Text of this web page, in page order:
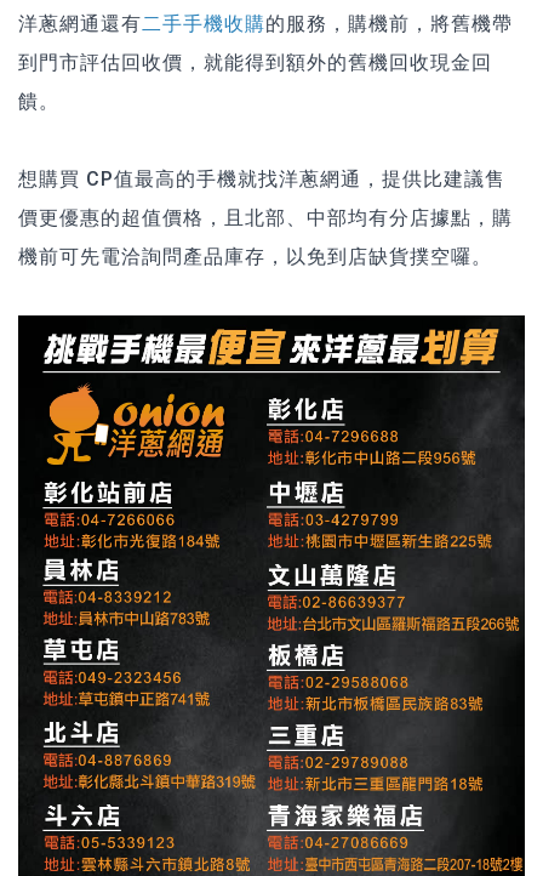
洋蔥網通還有二手手機收購的服務，購機前，將舊機帶
到門市評估回收價，就能得到額外的舊機回收現金回
饋。
想購買 CP值最高的手機就找洋蔥網通，提供比建議售
價更優惠的超值價格，且北部、中部均有分店據點，購
機前可先電洽詢問產品庫存，以免到店缺貨撲空囉。